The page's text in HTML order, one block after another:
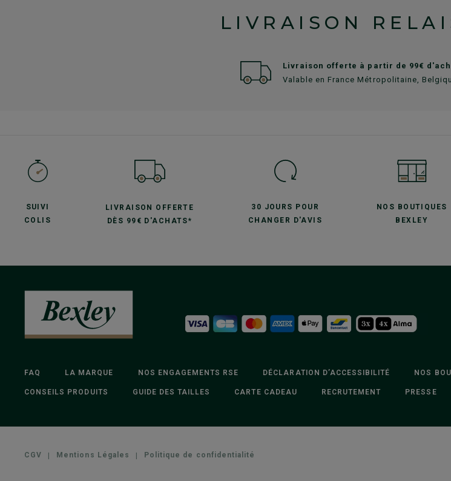
LIVRAISON
Livraison offerte à partir de 99€
Valable en France Métropolitaine,
SUIVI
COLIS
LIVRAISON OFFERTE
DÈS 99€ D'ACHATS*
30 JOURS POUR
CHANGER D'AVIS
NOS BOUTIQUES
BEXLEY
FAQ LA MARQUE NOS ENGAGEMENTS RSE DÉCLARATION D’ACCESSIBILITÉ NOS
CONSEILS PRODUITS GUIDE DES TAILLES CARTE CADEAU RECRUTEMENT PRESSE
CGV | Mentions Légales | Politique de confidentialité